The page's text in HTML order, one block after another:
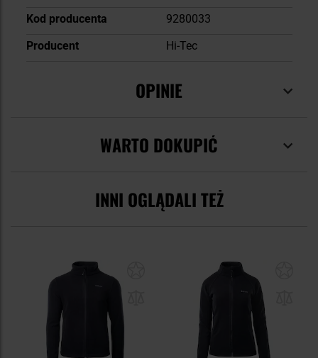
Kod producenta
9280033
Producent
Hi-Tec
OPINIE
WARTO DOKUPIĆ
INNI OGLĄDALI TEŻ